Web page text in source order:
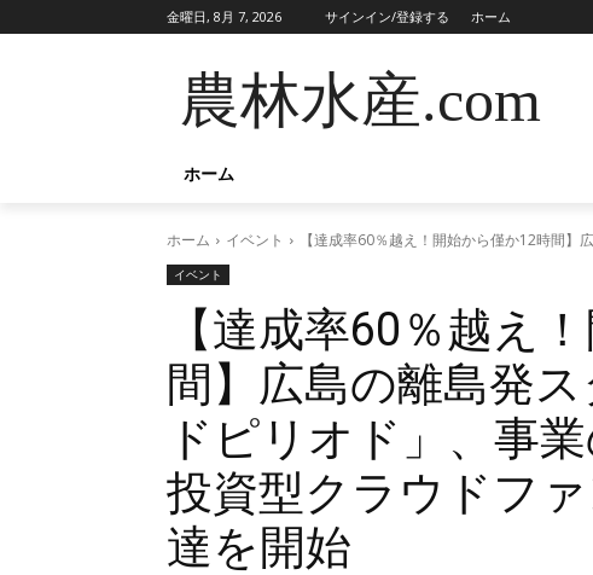
金曜日, 8月 7, 2026 サインイン/登録する ホーム
農林水産.com
ホーム
ホーム イベント 【達成率60％越え！開始から僅か12時間
イベント
【達成率60％越え
間】広島の離島発
ドピリオド」、事
投資型クラウドフ
達を開始